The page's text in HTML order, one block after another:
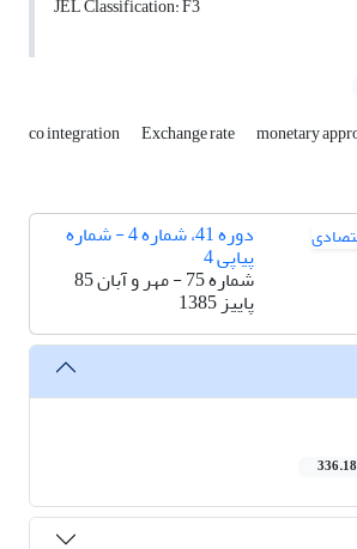
JEL Classification: F3
co integration Exchange rate monetary
دوره 41، شماره 4 - شماره
پیاپی 4
شماره 75 - مهر و آبان 85
پاییز 1385